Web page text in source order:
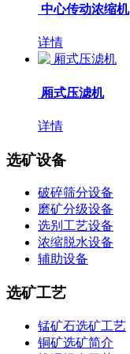
中心传动浓缩机
详情
厢式压滤机
详情
选矿设备
破碎筛分设备
磨矿分级设备
选别工艺设备
浓缩脱水设备
辅助设备
选矿工艺
锰矿石选矿工艺
铜矿选矿简介